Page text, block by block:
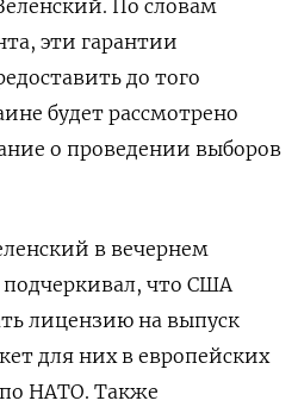
По словам
эти гарантии
до того
будет рассмотрено
о проведении выборов
в вечернем
что США
лицензию на выпуск
для них в европейских
НАТО. Также